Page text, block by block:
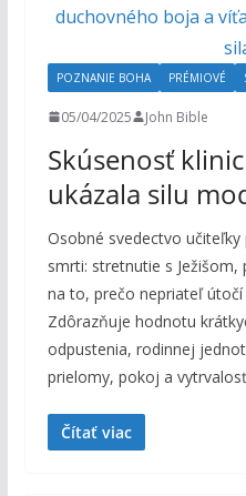
POZNANIE BOHA PRÉMIOVÉ
05/04/2025 John Bible
Skúsenosť
ukázala silu
Osobné svedectvo
smrti: stretnutie s
na to, prečo nepriateľ
Zdôrazňuje hodnotu
odpustenia, rodinnej
prielomy, pokoj a
Čítať viac